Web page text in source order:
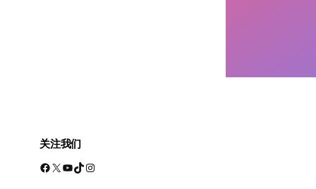
关注我们
Facebook X YouTube TikTok Instagram